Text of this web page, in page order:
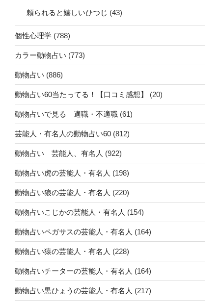
頼られると嬉しいひつじ (43)
個性心理学 (788)
カラー動物占い (773)
動物占い (886)
動物占い60当たってる！【口コミ感想】 (20)
動物占いで見る 適職・不適職 (61)
芸能人・有名人の動物占い60 (812)
動物占い 芸能人、有名人 (922)
動物占い虎の芸能人・有名人 (198)
動物占い狼の芸能人・有名人 (220)
動物占いこじかの芸能人・有名人 (154)
動物占いペガサスの芸能人・有名人 (164)
動物占い猿の芸能人・有名人 (228)
動物占いチーターの芸能人・有名人 (164)
動物占い黒ひょうの芸能人・有名人 (217)